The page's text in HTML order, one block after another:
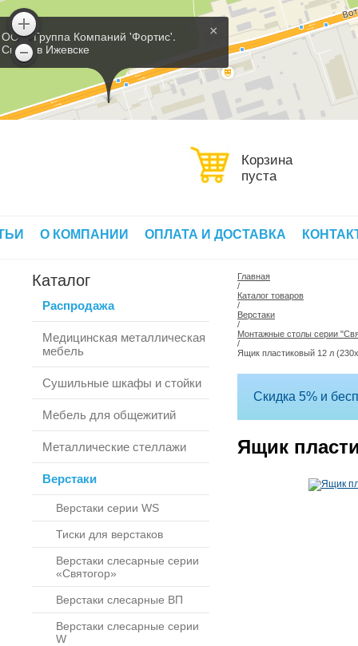
×
ООО 'Группа Компаний 'Фортис'.
Склад в Ижевске
Корзина
пуста
О КОМПАНИИ ОПЛАТА И ДОСТАВКА
Каталог
Распродажа
Медицинская металлическая
мебель
Сушильные шкафы и стойки
Мебель для общежитий
Металлические стеллажи
Верстаки
Верстаки серии WS
Тиски для верстаков
Верстаки слесарные серии
«Святогор»
Верстаки слесарные ВП
Верстаки слесарные серии
W
Главная
/
Каталог товаров
/
Верстаки
/
Монтажные столы серии
/
Ящик пластиковый 12 л
Скидка 5% и
Ящик